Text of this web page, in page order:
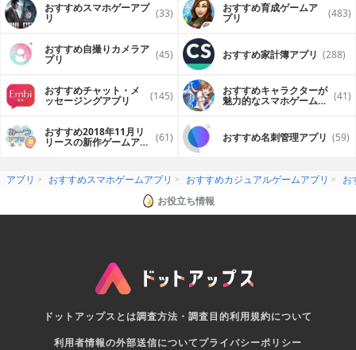
おすすめスマホゲーアプ
リ (33) おすすめ育成ゲームア
プリ (483)
おすすめ自撮りカメラア
プリ (45) おすすめ家計簿アプリ (288)
おすすめチャット・メ
ッセージングアプリ (145) おすすめキャラクターが
魅力的なスマホゲームア (41)
おすすめ2018年11月リ
リースの新作ゲームアプ (61) おすすめ名刺管理アプリ (59)
アプリ おすすめスマホゲームアプリ おすすめカジュアルゲームアプリ
お
お役立ち情報
ドットアップスとは調査方法・調査目的利用規約について
利用者情報の外部送信についてプライバシーポリシー